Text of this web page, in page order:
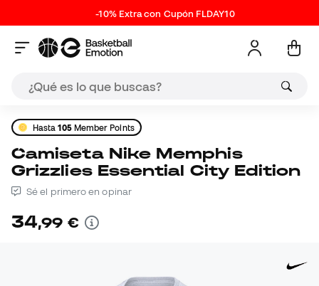
-10% Extra con Cupón FLDAY10
Hasta105Member Points
Camiseta Nike Memphis
Grizzlies Essential City Edition
Sé el primero en opinar
34,99 €